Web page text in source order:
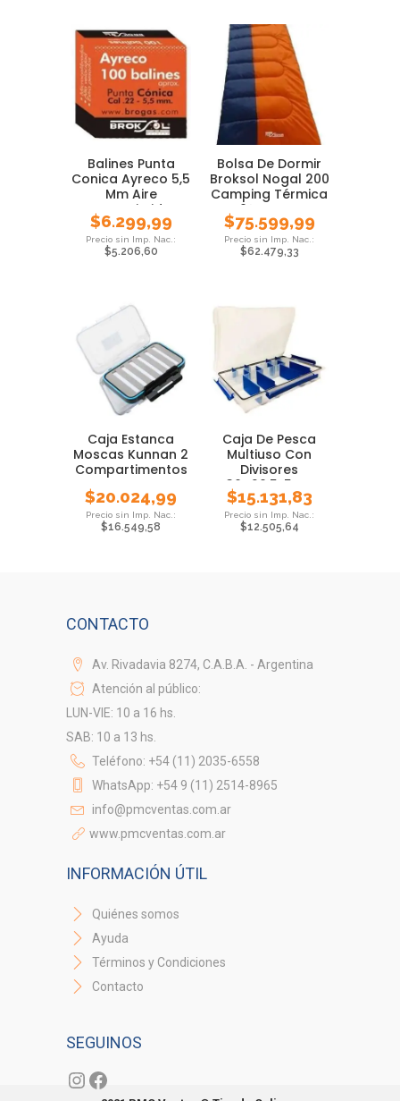
Balines Punta
Conica Ayreco 5,5
Mm Aire
Comprimido
$6.299,99
$5.206,60
Bolsa De Dormir
Broksol Nogal 200
Camping Térmica
0° Carpa
$75.599,99
$62.479,33
Caja Estanca
Moscas Kunnan 2
Compartimentos
$20.024,99
$16.549,58
Caja De Pesca
Multiuso Con
Divisores
36×20.5x5cm
$15.131,83
$12.505,64
CONTACTO
Av. Rivadavia 8274, C.A.B.A. - Argentina
Atención al público:
LUN-VIE: 10 a 16 hs.
SAB: 10 a 13 hs.
Teléfono: +54 (11) 2035-6558
WhatsApp: +54 9 (11) 2514-8965
info@pmcventas.com.ar
www.pmcventas.com.ar
INFORMACIÓN ÚTIL
Quiénes somos
Ayuda
Términos y Condiciones
Contacto
SEGUINOS
Instagram
Facebook